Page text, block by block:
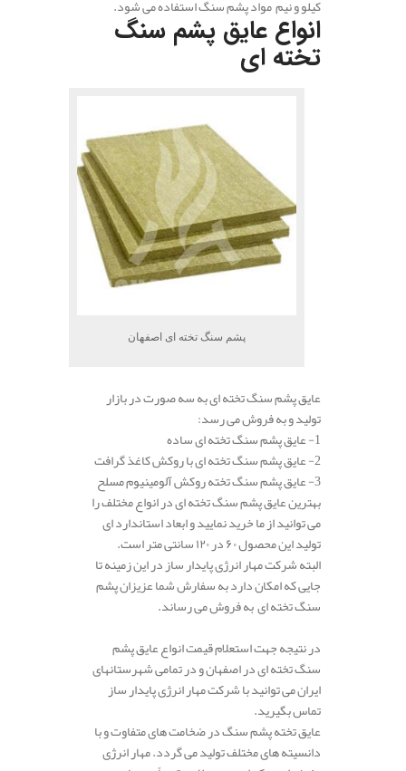
کیلو و نیم مواد پشم سنگ استفاده می شود.
انواع عایق پشم سنگ
تخته ای
پشم سنگ تخته ای اصفهان
عایق پشم سنگ تخته ای به سه صورت در بازار
تولید و به فروش می رسد:
1- عایق پشم سنگ تخته ای ساده
2- عایق پشم سنگ تخته ای با روکش کاغذ گرافت
3- عایق پشم سنگ تخته روکش آلومینیوم مسلح
بهترین عایق پشم سنگ تخته ای در انواع مختلف را
می توانید از ما خرید نمایید و ابعاد استاندارد ای
تولید این محصول ۶۰ در ۱۲۰ سانتی متر است.
البته شرکت مهار انرژی پایدار ساز در این زمینه تا
جایی که امکان دارد به سفارش شما عزیزان پشم
سنگ تخته ای به فروش می رساند.
در نتیجه جهت استعلام قیمت انواع عایق پشم
سنگ تخته ای در اصفهان و در تمامی شهرستانهای
ایران می توانید با شرکت مهار انرژی پایدار ساز
تماس بگیرید.
عایق تخته پشم سنگ در ضخامت های متفاوت و با
دانسیته های مختلف تولید می گردد. مهار انرژی